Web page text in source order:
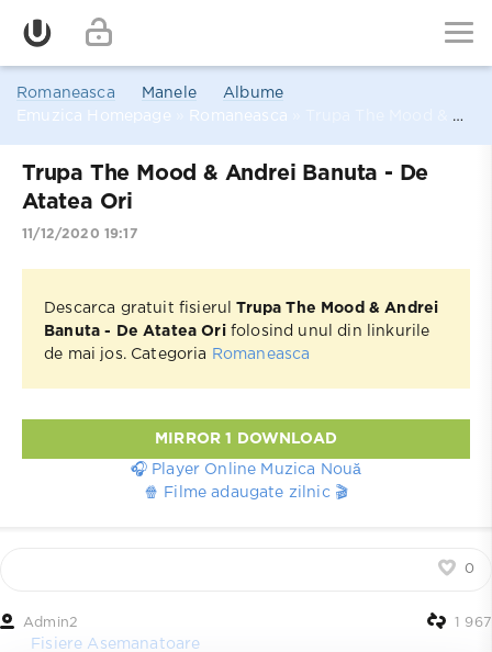
Romaneasca Manele
Albume
Emuzica Homepage
Romaneasca
Trupa The Mood & Andrei Banuta - De
Atatea Ori
11/12/2020 19:17
Descarca gratuit fisierulTrupa The Mood & Andrei
Banuta - De Atatea Orifolosind unul din linkurile
de mai jos. Categoria
Romaneasca
MIRROR 1 DOWNLOAD
🎧 Player Online Muzica Nouă
🍿 Filme adaugate zilnic 🎬
0
Admin2 1 967
Fisiere Asemanatoare